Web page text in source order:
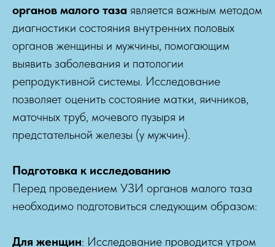
органов малого таза является важным методом
диагностики состояния внутренних половых
органов женщины и мужчины, помогающим
выявить заболевания и патологии
репродуктивной системы. Исследование
позволяет оценить состояние матки, яичников,
маточных труб, мочевого пузыря и
предстательной железы (у мужчин).
Подготовка к исследованию
Перед проведением УЗИ органов малого таза
необходимо подготовиться следующим образом:
Для женщин: Исследование проводится утром